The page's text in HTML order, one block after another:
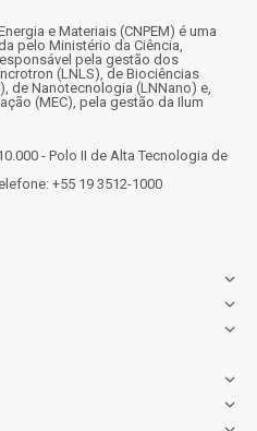
e Materiais (CNPEM) é uma
pelo Ministério da Ciência,
pela gestão dos
(LNLS), de Biociências
de Nanotecnologia (LNNano) e,
(MEC), pela gestão da Ilum
- Polo II de Alta Tecnologia de
+55 19 3512-1000